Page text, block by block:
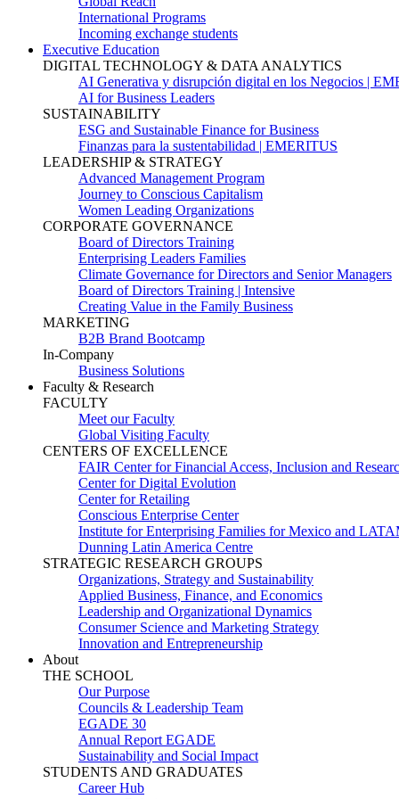
International Programs
Incoming exchange students
Executive Education
DIGITAL TECHNOLOGY & DATA ANALYTICS
AI Generativa y disrupción digital en los Negocios |
AI for Business Leaders
SUSTAINABILITY
ESG and Sustainable Finance for Business
Finanzas para la sustentabilidad | EMERITUS
LEADERSHIP & STRATEGY
Advanced Management Program
Journey to Conscious Capitalism
Women Leading Organizations
CORPORATE GOVERNANCE
Board of Directors Training
Enterprising Leaders Families
Climate Governance for Directors and Senior Managers
Board of Directors Training | Intensive
Creating Value in the Family Business
MARKETING
B2B Brand Bootcamp
In-Company
Business Solutions
Faculty & Research
FACULTY
Meet our Faculty
Global Visiting Faculty
CENTERS OF EXCELLENCE
FAIR Center for Financial Access, Inclusion and
Center for Digital Evolution
Center for Retailing
Conscious Enterprise Center
Institute for Enterprising Families for Mexico and
Dunning Latin America Centre
STRATEGIC RESEARCH GROUPS
Organizations, Strategy and Sustainability
Applied Business, Finance, and Economics
Leadership and Organizational Dynamics
Consumer Science and Marketing Strategy
Innovation and Entrepreneurship
About
THE SCHOOL
Our Purpose
Councils & Leadership Team
EGADE 30
Annual Report EGADE
Sustainability and Social Impact
STUDENTS AND GRADUATES
Career Hub